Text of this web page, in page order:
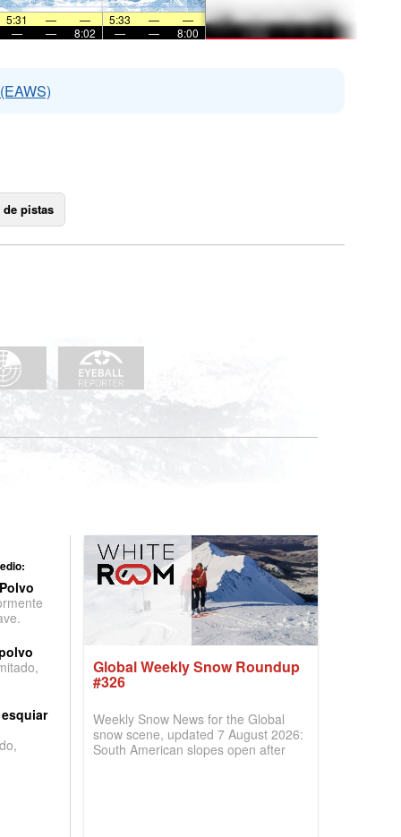
5:31 — — 5:33 —
—
— — 8:02 — — 8:00
de pistas
Global Weekly Snow Roundup
#326
Weekly Snow News for the Global
snow scene, updated 7 August 2026:
South American slopes open after